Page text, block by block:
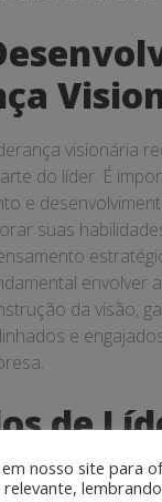
visionária
do líder. É
e
suas
envolver
da visão,
e
de
nosso site para